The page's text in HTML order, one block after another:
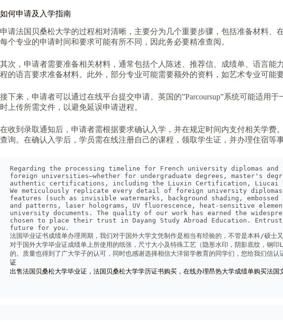
如何申请及入学指南
申请法国贝桑松大学的过程相对清晰，主要分为几个重要步骤，包括准备材料
每个专业的申请时间和要求可能有所不同，因此务必要精准查阅。
其次，申请者需要准备相关材料，通常包括个人陈述、推荐信、成绩单、语言
程的语言要求准备材料。此外，部分专业可能需要额外的资料，如艺术专业可能
接下来，申请者可以通过在线平台提交申请。英国的”Parcoursup”系统可能适用
时上传所需文件，以避免延误申请进程。
在收到录取通知后，申请者需根据要求确认入学，并在规定时间内支付相关学
查询。在确认入学后，学员需在线注册自己的课程，领取学生证，并办理住宿等事
Regarding the processing timeline for French university diplomas
foreign universities—whether for undergraduate degrees, master's
authentic certifications, including the Liuxin Certification, Liucai
We meticulously replicate every detail of foreign university
features (such as invisible watermarks, background shading,
and patterns, laser holograms, UV fluorescence, heat-sensitive
university documents. The quality of our work has earned the
chosen to place their trust in Dayang Study Abroad Education.
future for you.
法国毕业证书成绩单办理周期，我们对于国外大学文凭制作是相当有经验的，不管是本科/硕
对于国外大学毕业证成绩单上所使用的纸张，尺寸大小及特殊工艺（隐形水印，阴影底纹，钢
的。质量也得到了广大学子的认可，同时也感谢选择相信大洋留学教育的同学们，您给我们信认
证
出售法国贝桑松大学毕业证，法国贝桑松大学学历证书购买，在线办理昂热大学成绩单购买法